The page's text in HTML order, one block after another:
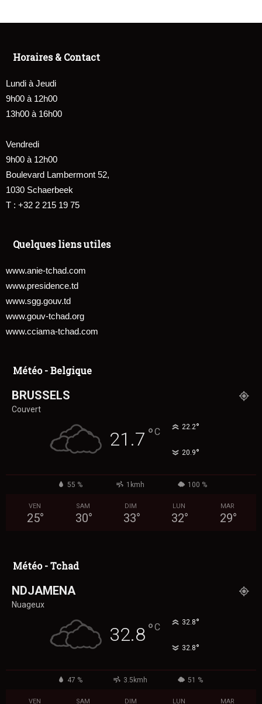
Horaires & Contact
Lundi à Jeudi
9h00 à 12h00
13h00 à 16h00
Vendredi
9h00 à 12h00
Boulevard Lambermont 52,
1030 Schaerbeek
T : +32 2 215 19 75
Quelques liens utiles
www.anie-tchad.com
www.presidence.td
www.sgg.gouv.td
www.gouv-tchad.org
www.cciama-tchad.com
Météo - Belgique
BRUSSELS
Couvert
21.7 °C 22.2°
20.9°
55 % 1kmh 100 %
VEN
25°
SAM
30°
DIM
33°
LUN
32°
MAR
29°
Météo - Tchad
NDJAMENA
Nuageux
32.8°C 32.8°
32.8°
47 % 3.5kmh 51 %
VEN SAM DIM LUN MAR